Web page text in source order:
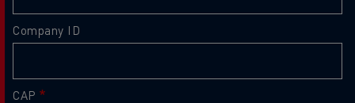
Company ID
CAP